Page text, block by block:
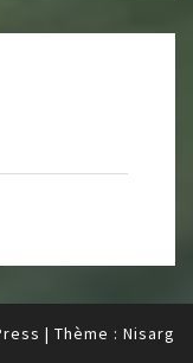
| Thème : Nisarg